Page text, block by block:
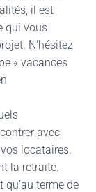
il est
qui vous
N’hésitez
« vacances
avec
locataires.
la retraite.
qu’au terme de